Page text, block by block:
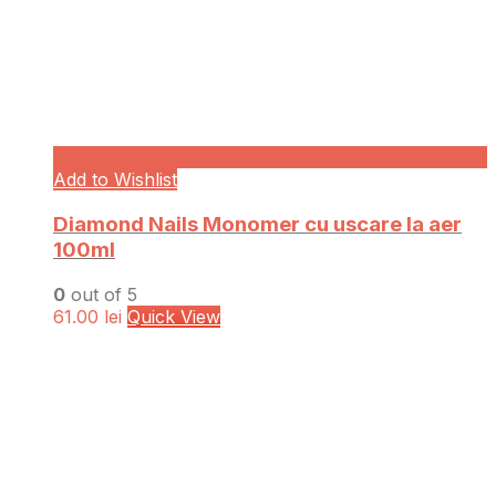
Add to Wishlist
Diamond Nails Monomer cu uscare la aer
100ml
0 out of 5
61.00 lei Quick View